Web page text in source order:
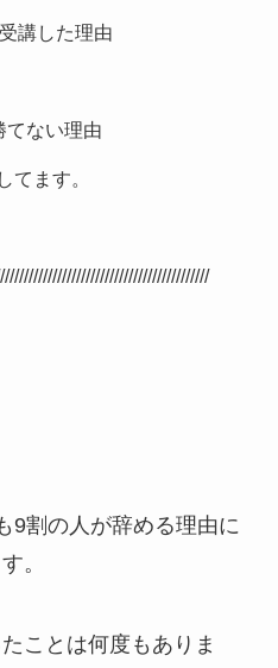
講した理由
てない理由
てます。
9割の人が辞める理由に
。
ことは何度もありま